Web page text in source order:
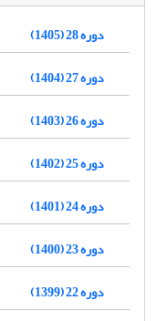
دوره 28 (1405)
دوره 27 (1404)
دوره 26 (1403)
دوره 25 (1402)
دوره 24 (1401)
دوره 23 (1400)
دوره 22 (1399)